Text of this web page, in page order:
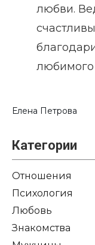
любви.
любимого
Елена Петрова
Категории
Отношения
Психология
Любовь
Знакомства